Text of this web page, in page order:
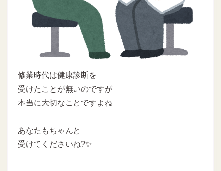
修業時代は健康診断を
受けたことが無いのですが
本当に大切なことですよね
あなたもちゃんと
受けてくださいね?✨